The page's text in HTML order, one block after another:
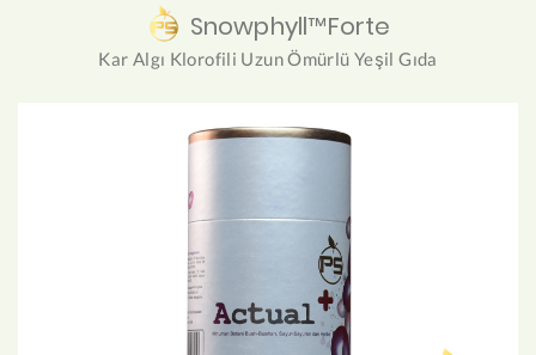
Snowphyll™Forte
Kar Algı Klorofili Uzun Ömürlü Yeşil Gıda